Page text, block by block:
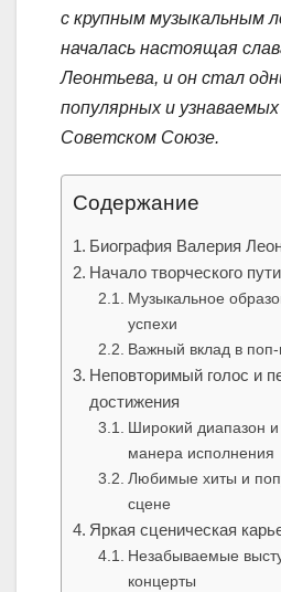
с крупным музыкальным
началась настоящая
Леонтьева, и он стал
популярных и
Советском Союзе.
Содержание
Биография Валерия
Начало творческого пути
Музыкальное
успехи
Важный вклад в поп-
Неповторимый голос и
достижения
Широкий диапазон и
манера исполнения
Любимые хиты и
сцене
Яркая сценическая
Незабываемые
концерты